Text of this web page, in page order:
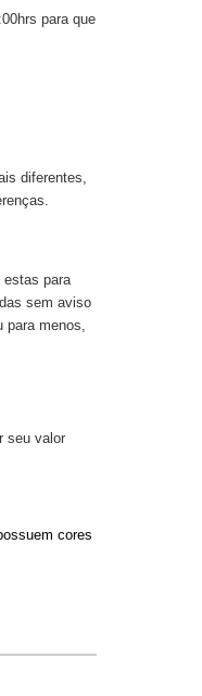
para que
diferentes,
estas para
sem aviso
para menos,
seu valor
cores